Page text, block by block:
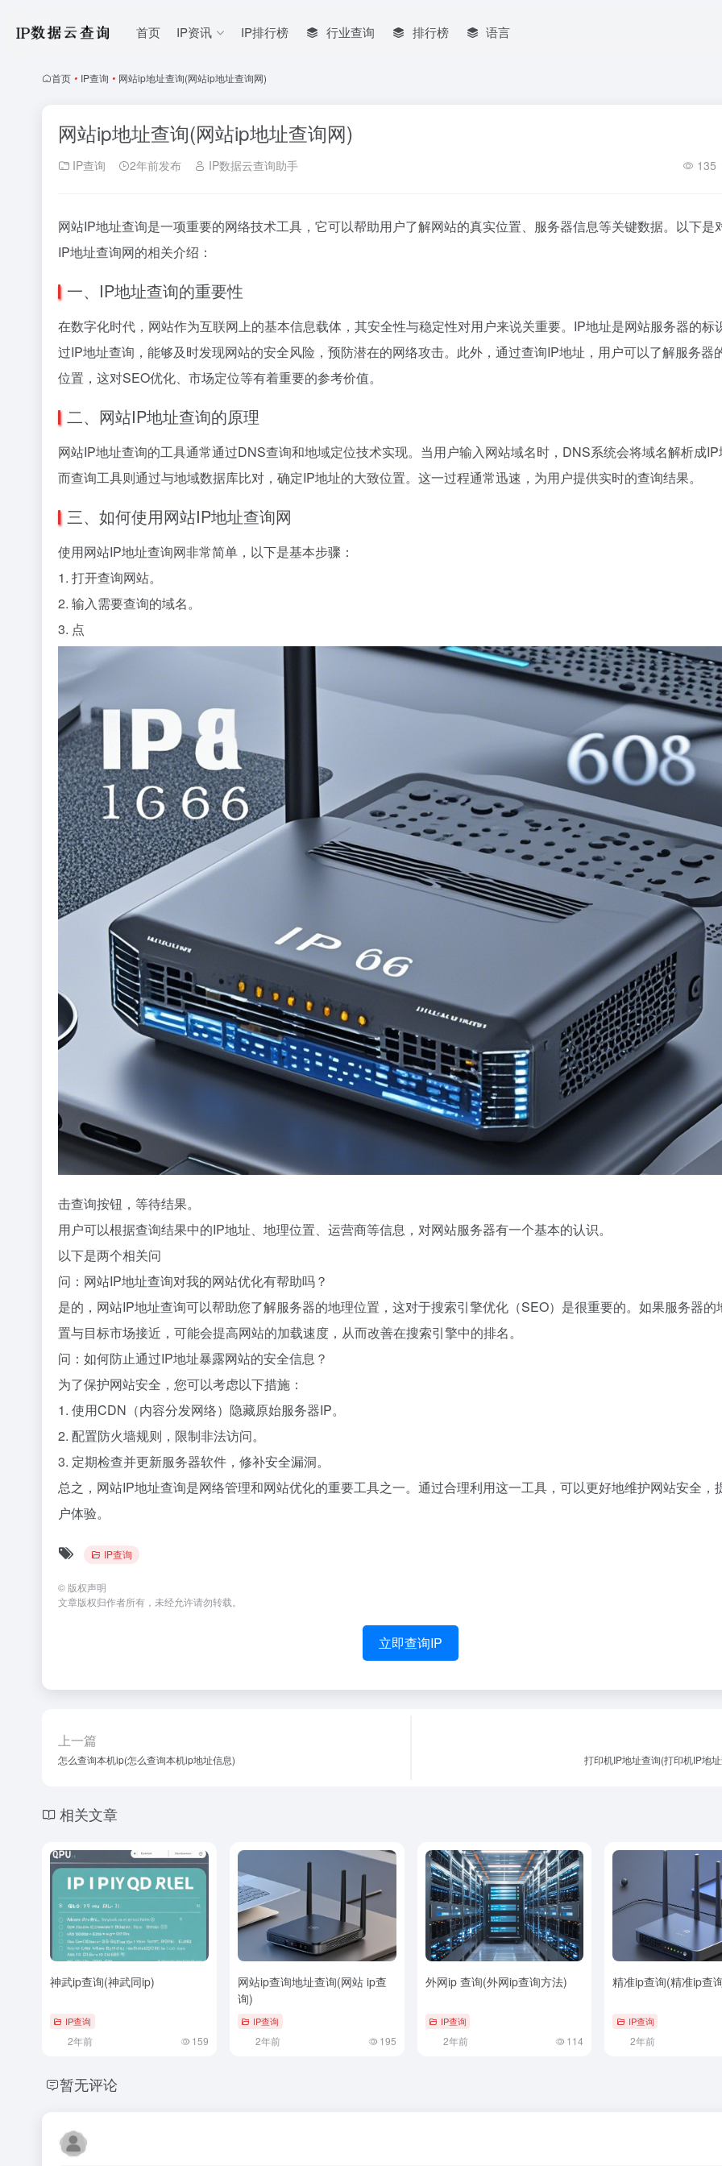
首页 IP资讯 IP排行榜 行业查询 排行榜 语言
首页 • IP查询 • 网站ip地址查询(网站ip地址查询网)
网站ip地址查询(网站ip地址查询网)
IP查询 2年前发布 IP数据云查询助手 135
网站IP地址查询是一项重要的网络技术工具，它可以帮助用户了解网站的真实位置、服务器信息等关键数据。以下是
IP地址查询网的相关介绍：
一、IP地址查询的重要性
在数字化时代，网站作为互联网上的基本信息载体，其安全性与稳定性对用户来说关重要。IP地址是网站服务器的标
过IP地址查询，能够及时发现网站的安全风险，预防潜在的网络攻击。此外，通过查询IP地址，用户可以了解服务器
位置，这对SEO优化、市场定位等有着重要的参考价值。
二、网站IP地址查询的原理
网站IP地址查询的工具通常通过DNS查询和地域定位技术实现。当用户输入网站域名时，DNS系统会将域名解析成
而查询工具则通过与地域数据库比对，确定IP地址的大致位置。这一过程通常迅速，为用户提供实时的查询结果。
三、如何使用网站IP地址查询网
使用网站IP地址查询网非常简单，以下是基本步骤：
1. 打开查询网站。
2. 输入需要查询的域名。
3. 点
击查询按钮，等待结果。
用户可以根据查询结果中的IP地址、地理位置、运营商等信息，对网站服务器有一个基本的认识。
以下是两个相关问
问：网站IP地址查询对我的网站优化有帮助吗？
是的，网站IP地址查询可以帮助您了解服务器的地理位置，这对于搜索引擎优化（SEO）是很重要的。如果服务器的
置与目标市场接近，可能会提高网站的加载速度，从而改善在搜索引擎中的排名。
问：如何防止通过IP地址暴露网站的安全信息？
为了保护网站安全，您可以考虑以下措施：
1. 使用CDN（内容分发网络）隐藏原始服务器IP。
2. 配置防火墙规则，限制非法访问。
3. 定期检查并更新服务器软件，修补安全漏洞。
总之，网站IP地址查询是网络管理和网站优化的重要工具之一。通过合理利用这一工具，可以更好地维护网站安全，
户体验。
IP查询
© 版权声明
文章版权归作者所有，未经允许请勿转载。
立即查询IP
上一篇
怎么查询本机ip(怎么查询本机ip地址信息) 打印机IP地址查询(打印机IP地
相关文章
神武ip查询(神武同ip)
IP查询
2年前 159
网站ip查询地址查询(网站 ip查
询)
IP查询
2年前 195
外网ip 查询(外网ip查询方法)
IP查询
2年前 114
精准ip查询(精准ip查
IP查询
2年前
暂无评论